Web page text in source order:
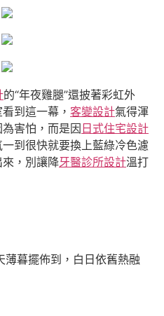
的“年夜雞腿”還披著彩虹外
到這一幕， 客變設計氣得渾
害怕，而是因 日式住宅設計
到很快就要換上藍綠冷色濾
，別讓降牙醫診所設計溫打
薄暮擺佈到，白日依舊熱融